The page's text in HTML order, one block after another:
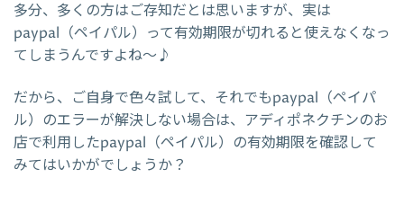
多分、多くの方はご存知だとは思いますが、実は
paypal（ペイパル）って有効期限が切れると使えなくなっ
てしまうんですよね～♪
だから、ご自身で色々試して、それでもpaypal（ペイパ
ル）のエラーが解決しない場合は、アディポネクチンのお
店で利用したpaypal（ペイパル）の有効期限を確認して
みてはいかがでしょうか？